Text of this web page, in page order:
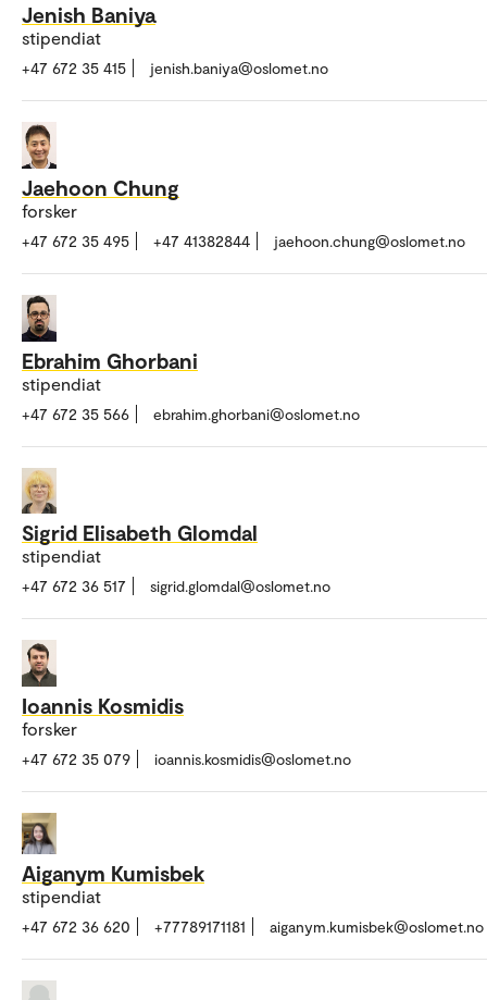
Jenish Baniya
stipendiat
+47 672 35 415 jenish.baniya@oslomet.no
Jaehoon Chung
forsker
+47 672 35 495 +47 41382844 jaehoon.chung@oslomet.no
Ebrahim Ghorbani
stipendiat
+47 672 35 566 ebrahim.ghorbani@oslomet.no
Sigrid Elisabeth Glomdal
stipendiat
+47 672 36 517 sigrid.glomdal@oslomet.no
Ioannis Kosmidis
forsker
+47 672 35 079 ioannis.kosmidis@oslomet.no
Aiganym Kumisbek
stipendiat
+47 672 36 620 +77789171181 aiganym.kumisbek@oslomet.no